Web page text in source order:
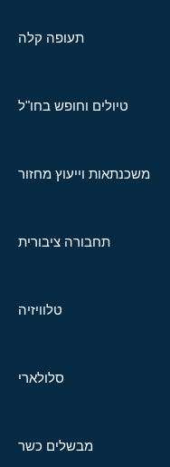
תעופה קלה
טיולים וחופש בחו"ל
משכנתאות וייעוץ מחזור
תחבורה ציבורית
טלוויזיה
סלולארי
מבשלים כשר